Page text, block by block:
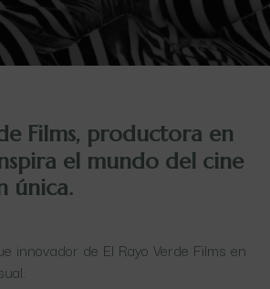
Films, productora en
el mundo del cine
única.
innovador de El Rayo Verde Films en